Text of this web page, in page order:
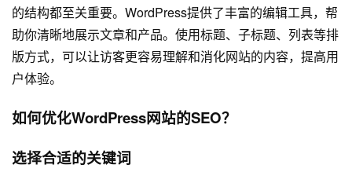
的结构都至关重要。WordPress提供了丰富的编辑工具，帮
助你清晰地展示文章和产品。使用标题、子标题、列表等排
版方式，可以让访客更容易理解和消化网站的内容，提高用
户体验。
如何优化WordPress网站的SEO？
选择合适的关键词